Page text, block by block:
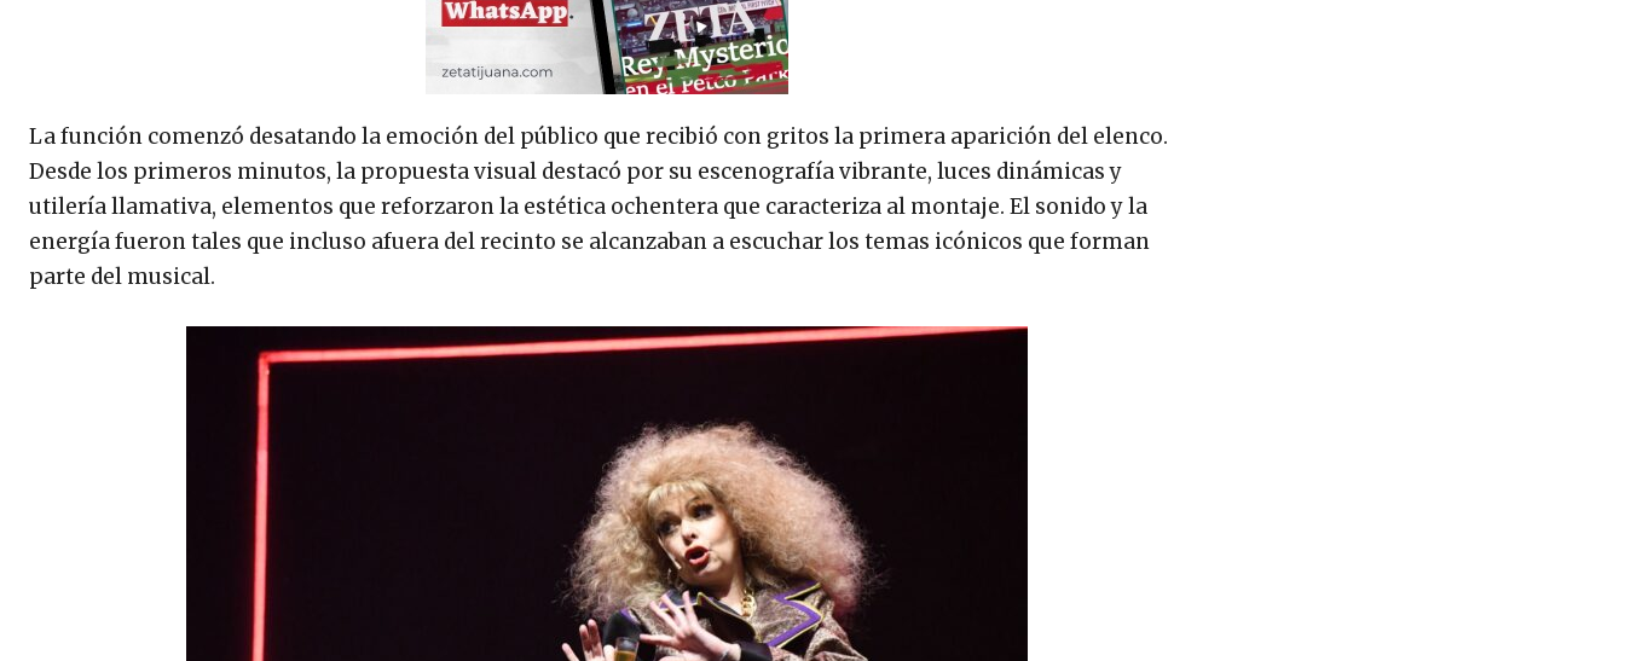
La función comenzó desatando la emoción del público que recibió con gritos la primera aparición del elenco.
Desde los primeros minutos, la propuesta visual destacó por su escenografía vibrante, luces dinámicas y
utilería llamativa, elementos que reforzaron la estética ochentera que caracteriza al montaje. El sonido y la
energía fueron tales que incluso afuera del recinto se alcanzaban a escuchar los temas icónicos que forman
parte del musical.